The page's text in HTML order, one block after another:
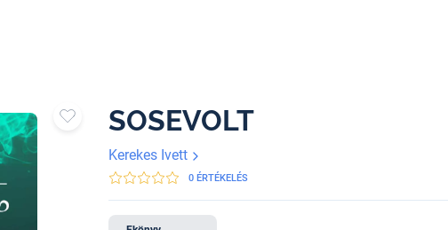
SOSEVOLT
Kerekes Ivett
0 ÉRTÉKELÉS